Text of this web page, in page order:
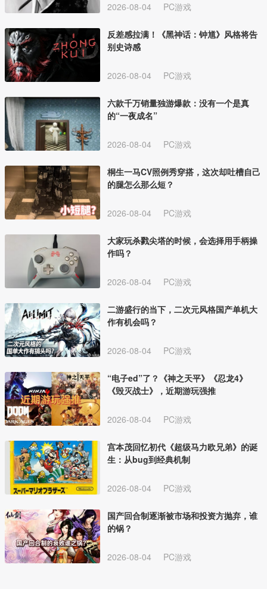
2026-08-04 PC游戏
反差感拉满！《黑神话：钟馗》风格将告
别史诗感
2026-08-04 PC游戏
六款千万销量独游爆款：没有一个是真
的“一夜成名”
2026-08-04 PC游戏
桐生一马CV照例秀穿搭，这次却吐槽自己
的腿怎么那么短？
2026-08-04 PC游戏
大家玩杀戮尖塔的时候，会选择用手柄操
作吗？
2026-08-04 PC游戏
二游盛行的当下，二次元风格国产单机大
作有机会吗？
2026-08-04 PC游戏
“电子ed”了？《神之天平》《忍龙4》
《毁灭战士》，近期游玩强推
2026-08-04 PC游戏
宫本茂回忆初代《超级马力欧兄弟》的诞
生：从bug到经典机制
2026-08-04 PC游戏
国产回合制逐渐被市场和投资方抛弃，谁
的锅？
2026-08-04 PC游戏